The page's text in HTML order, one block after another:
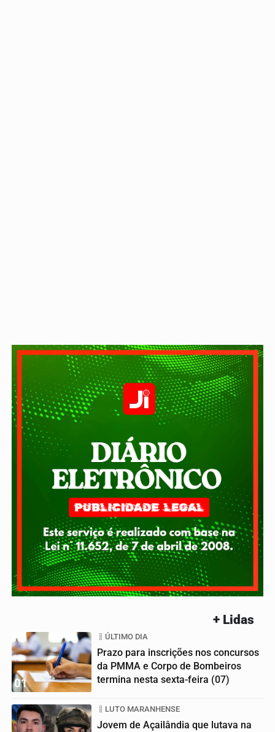
+ Lidas
01
ÚLTIMO DIA
Prazo para inscrições nos concursos
da PMMA e Corpo de Bombeiros
termina nesta sexta-feira (07)
LUTO MARANHENSE
Jovem de Açailândia que lutava na